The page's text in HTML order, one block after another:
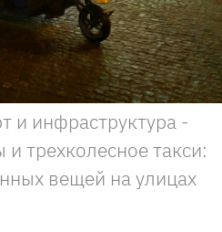
и инфраструктура -
трехколесное такси:
вещей на улицах